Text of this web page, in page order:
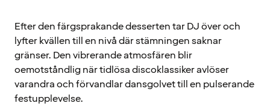
Efter den färgsprakande desserten tar DJ över och
lyfter kvällen till en nivå där stämningen saknar
gränser. Den vibrerande atmosfären blir
oemotståndlig när tidlösa discoklassiker avlöser
varandra och förvandlar dansgolvet till en pulserande
festupplevelse.